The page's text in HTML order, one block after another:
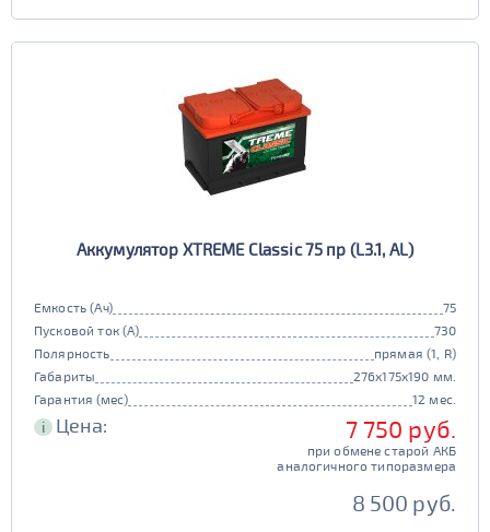
Аккумулятор XTREME Classic 75 пр (L3.1, AL)
Емкость (Ач)
75
Пусковой ток (А)
730
Полярность
прямая (1, R)
Габариты
276x175x190 мм.
Гарантия (мес)
12 мес.
i Цена: 7 750 руб.
при обмене старой АКБ
аналогичного типоразмера
8 500 руб.